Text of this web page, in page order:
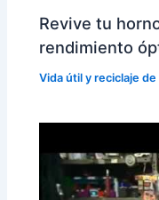
Revive tu
rendimiento
Vida útil y reciclaje